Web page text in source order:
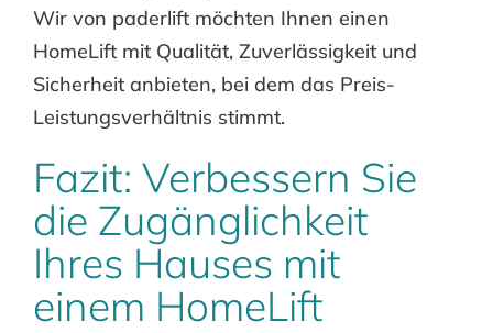
Wir von paderlift möchten Ihnen einen
HomeLift mit Qualität, Zuverlässigkeit und
Sicherheit anbieten, bei dem das Preis-
Leistungsverhältnis stimmt.
Fazit: Verbessern Sie
die Zugänglichkeit
Ihres Hauses mit
einem HomeLift